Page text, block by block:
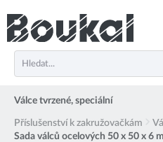
Válce tvrzené, speciální
Příslušenství k zakružovačkám
Sada válců ocelových 50 x 50 x 6